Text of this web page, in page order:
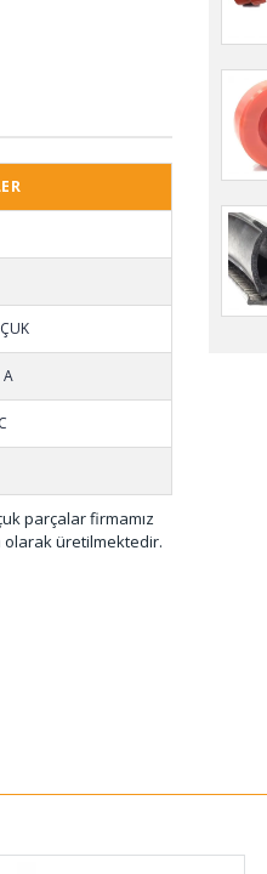
A
parçalar firmamız
olarak üretilmektedir.